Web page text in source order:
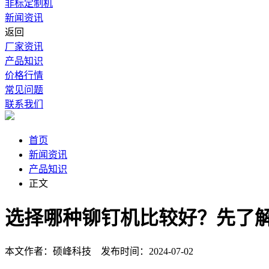
非标定制机
新闻资讯
返回
厂家资讯
产品知识
价格行情
常见问题
联系我们
首页
新闻资讯
产品知识
正文
选择哪种铆钉机比较好？先了
本文作者：硕峰科技 发布时间：2024-07-02